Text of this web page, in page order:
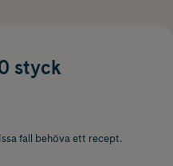
styck
fall behöva ett recept.